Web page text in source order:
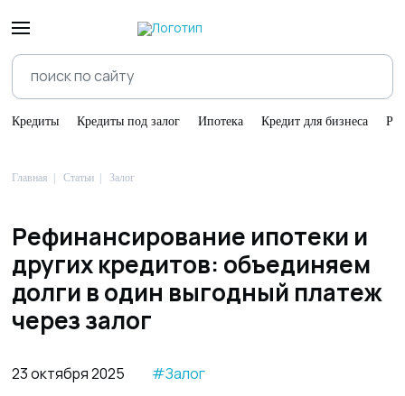
Кредиты Кредиты под залог Ипотека Кредит для бизнеса
Главная Статьи Залог
Рефинансирование ипотеки и
других кредитов: объединяем
долги в один выгодный платеж
через залог
23 октября 2025 #Залог